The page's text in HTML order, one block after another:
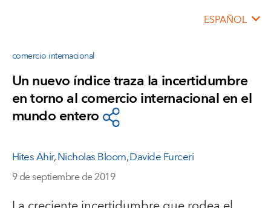
ESPAÑOL
comercio internacional
Un nuevo índice traza la incertidumbre
en torno al comercio internacional en el
mundo entero
Hites Ahir,Nicholas Bloom,Davide Furceri
9 de septiembre de 2019